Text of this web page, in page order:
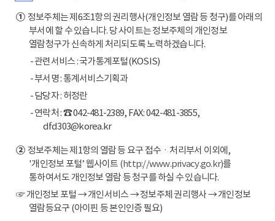
①정보주체는 제6조1항의 권리행사(개인정보 열람 등 청구)를 아래의
부서에 할 수 있습니다. 당 사이트는 정보주체의 개인정보
열람청구가 신속하게 처리되도록 노력하겠습니다.
- 관련서비스 : 국가통계포털(KOSIS)
- 부서명 : 통계서비스기획과
- 담당자 : 허정란
- 연락처 : ☎ 042-481-2389, FAX: 042-481-3855,
dfd303@korea.kr
②정보주체는 제1항의 열람 등 요구 접수ㆍ처리부서 이외에,
'개인정보 포털’ 웹사이트 (http://www.privacy.go.kr)를
통하여서도 개인정보 열람 등 청구를 하실 수 있습니다.
☞ 개인정보 포털 → 개인서비스 → 정보주체 권리행사 → 개인정보
열람등요구 (아이핀 등 본인인증 필요)